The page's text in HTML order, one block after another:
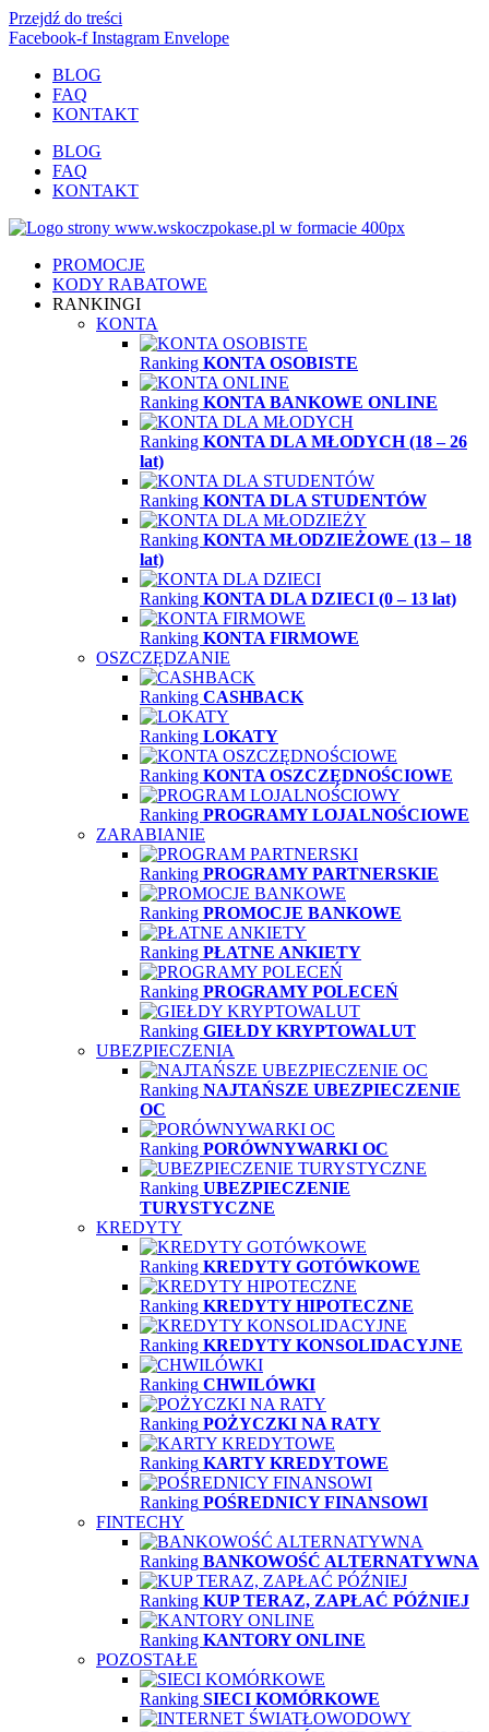
Przejdź do treści
Facebook-f Instagram Envelope
BLOG
FAQ
KONTAKT
BLOG
FAQ
KONTAKT
PROMOCJE
KODY RABATOWE
RANKINGI
KONTA
Ranking KONTA OSOBISTE
Ranking KONTA BANKOWE ONLINE
Ranking KONTA DLA MŁODYCH (18 – 26
lat)
Ranking KONTA DLA STUDENTÓW
Ranking KONTA MŁODZIEŻOWE (13 – 18
lat)
Ranking KONTA DLA DZIECI (0 – 13 lat)
Ranking KONTA FIRMOWE
OSZCZĘDZANIE
Ranking CASHBACK
Ranking LOKATY
Ranking KONTA OSZCZĘDNOŚCIOWE
Ranking PROGRAMY LOJALNOŚCIOWE
ZARABIANIE
Ranking PROGRAMY PARTNERSKIE
Ranking PROMOCJE BANKOWE
Ranking PŁATNE ANKIETY
Ranking PROGRAMY POLECEŃ
Ranking GIEŁDY KRYPTOWALUT
UBEZPIECZENIA
Ranking NAJTAŃSZE UBEZPIECZENIE
OC
Ranking PORÓWNYWARKI OC
Ranking UBEZPIECZENIE
TURYSTYCZNE
KREDYTY
Ranking KREDYTY GOTÓWKOWE
Ranking KREDYTY HIPOTECZNE
Ranking KREDYTY KONSOLIDACYJNE
Ranking CHWILÓWKI
Ranking POŻYCZKI NA RATY
Ranking KARTY KREDYTOWE
Ranking POŚREDNICY FINANSOWI
FINTECHY
Ranking BANKOWOŚĆ ALTERNATYWNA
Ranking KUP TERAZ, ZAPŁAĆ PÓŹNIEJ
Ranking KANTORY ONLINE
POZOSTAŁE
Ranking SIECI KOMÓRKOWE